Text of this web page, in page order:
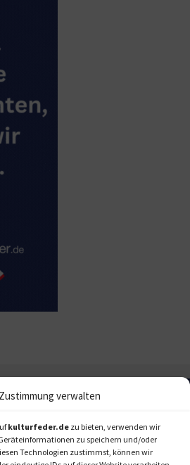
verwalten
kulturfeder.de zu bieten, verwenden wir
zu speichern und/oder
Technologien zustimmst, können wir